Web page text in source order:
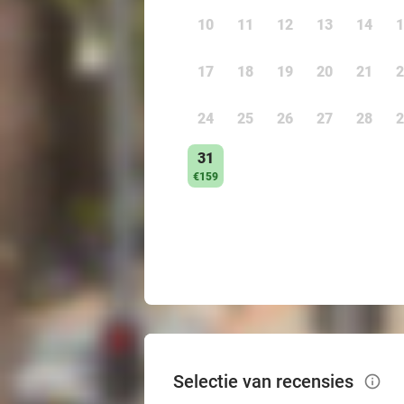
10 11 12 13 14
17 18 19 20 21
24 25 26 27 28
31
€159
Selectie van recensies info_outlined